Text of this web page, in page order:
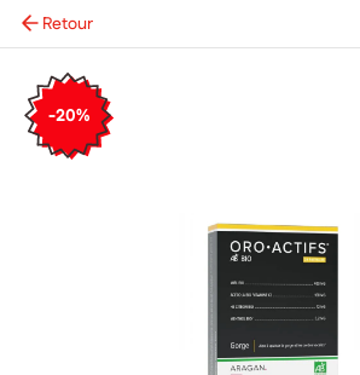
Retour
-20%